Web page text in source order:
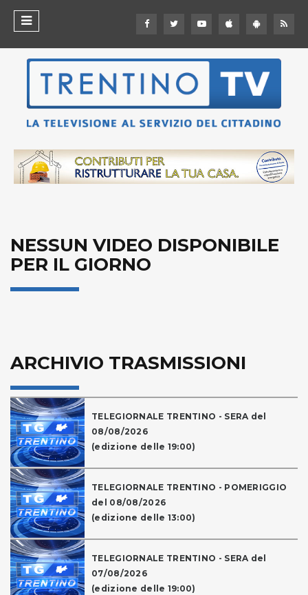
NESSUN VIDEO DISPONIBILE
PER IL GIORNO
ARCHIVIO TRASMISSIONI
TELEGIORNALE TRENTINO - SERA del
08/08/2026
(edizione delle 19:00)
TELEGIORNALE TRENTINO - POMERIGGIO
del 08/08/2026
(edizione delle 13:00)
TELEGIORNALE TRENTINO - SERA del
07/08/2026
(edizione delle 19:00)